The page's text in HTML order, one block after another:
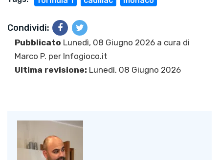
Condividi:
Pubblicato Lunedì, 08 Giugno 2026 a cura di
Marco P. per Infogioco.it
Ultima revisione: Lunedì, 08 Giugno 2026